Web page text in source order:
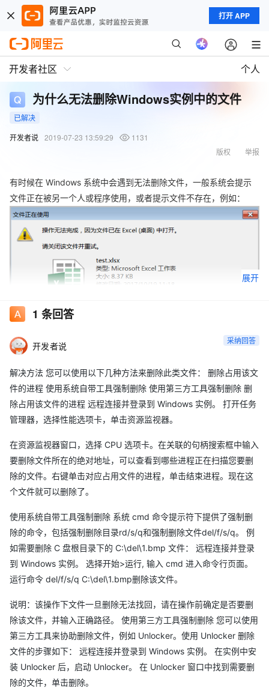
打开 APP
开发者社区 个人
为什么无法删除Windows实例中的文件
已解决
开发者说 2019-07-23 13:59:29
1131
举报
版权
有时候在 Windows 系统中会遇到无法删除文件，一般系统会提示
文件正在被另一个人或程序使用，或者提示文件不存在，例如：
展开
1 条回答
开发者说 采纳回答
解决方法 您可以使用以下几种方法来删除此类文件： 删除占用该文
件的进程 使用系统自带工具强制删除 使用第三方工具强制删除 删
除占用该文件的进程 远程连接并登录到 Windows 实例。 打开任务
管理器，选择性能选项卡，单击资源监视器。
在资源监视器窗口，选择 CPU 选项卡。在关联的句柄搜索框中输入
要删除文件所在的绝对地址，可以查看到哪些进程正在扫描您要删
除的文件。右键单击对应占用文件的进程，单击结束进程。现在这
个文件就可以删除了。
使用系统自带工具强制删除 系统 cmd 命令提示符下提供了强制删
除的命令，包括强制删除目录rd/s/q和强制删除文件del/f/s/q。 例
如需要删除 C 盘根目录下的 C:\del\1.bmp 文件： 远程连接并登录
到 Windows 实例。 选择开始>运行, 输入 cmd 进入命令行页面。
运行命令 del/f/s/q C:\del\1.bmp删除该文件。
说明：该操作下文件一旦删除无法找回，请在操作前确定是否要删
除该文件，并输入正确路径。 使用第三方工具强制删除 您可以使用
第三方工具来协助删除文件，例如 Unlocker。使用 Unlocker 删除
文件的步骤如下： 远程连接并登录到 Windows 实例。 在实例中安
装 Unlocker 后，启动 Unlocker。 在 Unlocker 窗口中找到需要删
除的文件，单击删除。